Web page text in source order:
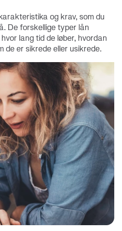
og krav, som du
De forskellige typer lån
lang tid de løber, hvordan
de er sikrede eller usikrede.